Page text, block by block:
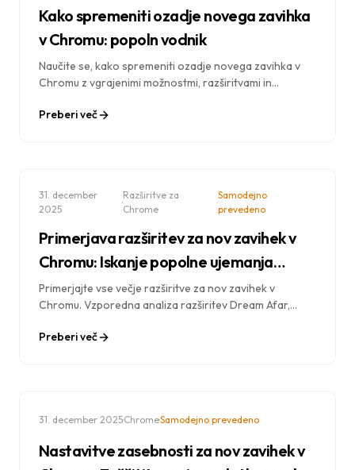
Kako spremeniti ozadje novega zavihka
v Chromu: popoln vodnik
Naučite se, kako spremeniti ozadje novega zavihka v
Chromu z vgrajenimi možnostmi, razširitvami in
metodo.
Preberi več
31. december
2025
·Razširitve za
Chrome
·Samodejno
prevedeno
Primerjava razširitev za nov zavihek v
Chromu: Iskanje popolne ujemanja
(2025)
Primerjajte vse večje razširitve za nov zavihek v
Chromu. Vzporedna analiza razširitev Dream Afar,
zavihek za svoje potrebe.
Preberi več
31. december 2025·Chrome·Samodejno prevedeno
Nastavitve zasebnosti za nov zavihek v